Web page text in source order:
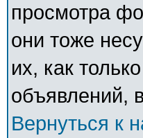
просмотра
они тоже
их, как
объявлений,
Вернуться к